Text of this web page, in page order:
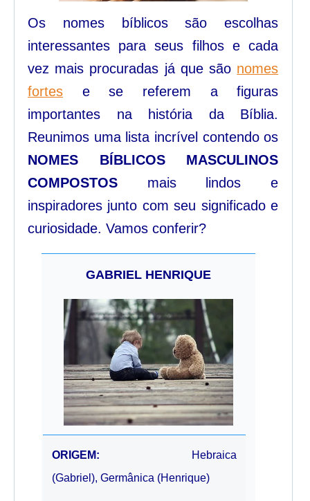
Os nomes bíblicos são escolhas
interessantes para seus filhos e cada
vez mais procuradas já que são nomes
fortes e se referem a figuras
importantes na história da Bíblia.
Reunimos uma lista incrível contendo os
NOMES BÍBLICOS MASCULINOS
COMPOSTOS mais lindos e
inspiradores junto com seu significado e
curiosidade. Vamos conferir?
GABRIEL HENRIQUE
ORIGEM:
Hebraica
(Gabriel), Germânica (Henrique)